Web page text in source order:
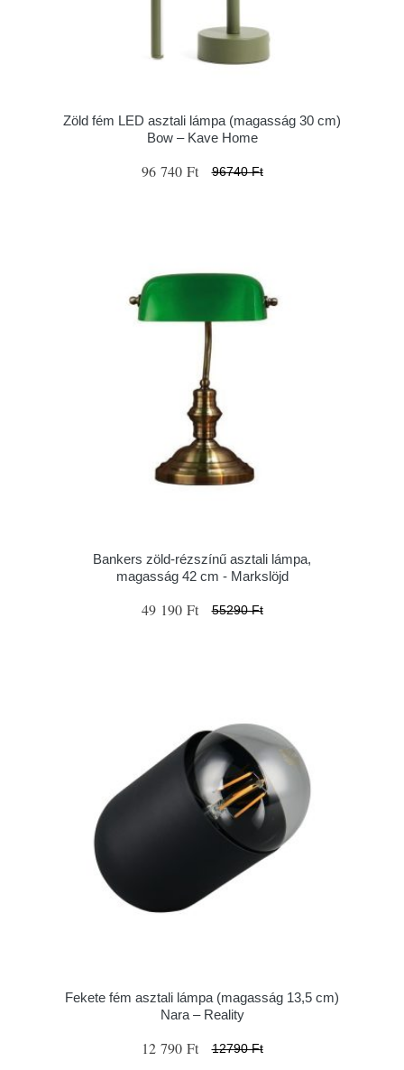
Zöld fém LED asztali lámpa (magasság 30 cm)
Bow – Kave Home
96 740 Ft 96740 Ft
Bankers zöld-rézszínű asztali lámpa,
magasság 42 cm - Markslöjd
49 190 Ft 55290 Ft
Fekete fém asztali lámpa (magasság 13,5 cm)
Nara – Reality
12 790 Ft 12790 Ft